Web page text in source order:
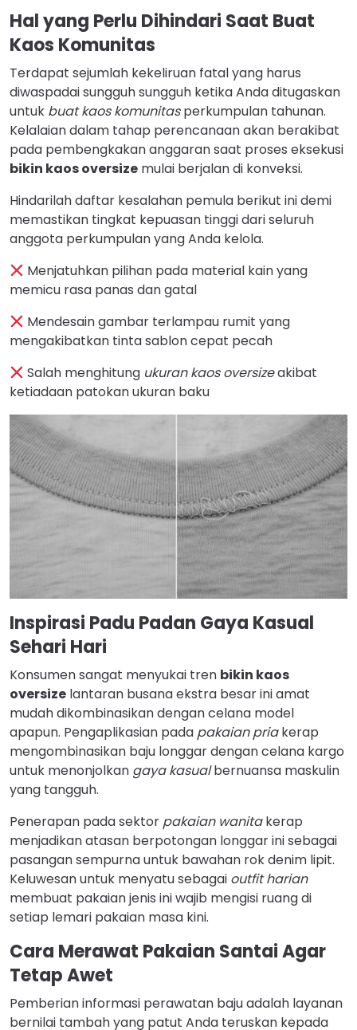
Hal yang Perlu Dihindari Saat Buat
Kaos Komunitas
Terdapat sejumlah kekeliruan fatal yang harus
diwaspadai sungguh sungguh ketika Anda ditugaskan
untuk buat kaos komunitasperkumpulan tahunan.
Kelalaian dalam tahap perencanaan akan berakibat
pada pembengkakan anggaran saat proses eksekusi
bikin kaos oversize mulai berjalan di konveksi.
Hindarilah daftar kesalahan pemula berikut ini demi
memastikan tingkat kepuasan tinggi dari seluruh
anggota perkumpulan yang Anda kelola.
Menjatuhkan pilihan pada material kain yang
memicu rasa panas dan gatal
Mendesain gambar terlampau rumit yang
mengakibatkan tinta sablon cepat pecah
Salah menghitung ukuran kaos oversizeakibat
ketiadaan patokan ukuran baku
Inspirasi Padu Padan Gaya Kasual
Sehari Hari
Konsumen sangat menyukai tren bikin kaos
oversize lantaran busana ekstra besar ini amat
mudah dikombinasikan dengan celana model
apapun. Pengaplikasian pada pakaian priakerap
mengombinasikan baju longgar dengan celana kargo
untuk menonjolkan gaya kasualbernuansa maskulin
yang tangguh.
Penerapan pada sektor pakaian wanitakerap
menjadikan atasan berpotongan longgar ini sebagai
pasangan sempurna untuk bawahan rok denim lipit.
Keluwesan untuk menyatu sebagai outfit harian
membuat pakaian jenis ini wajib mengisi ruang di
setiap lemari pakaian masa kini.
Cara Merawat Pakaian Santai Agar
Tetap Awet
Pemberian informasi perawatan baju adalah layanan
bernilai tambah yang patut Anda teruskan kepada